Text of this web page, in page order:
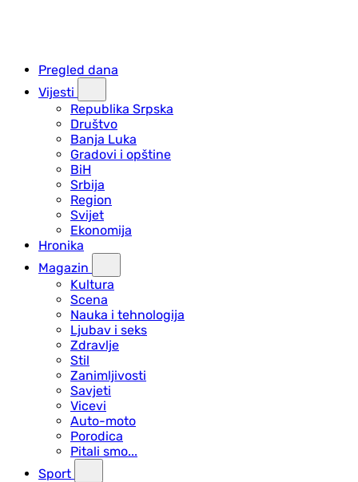
Pregled dana
Vijesti
Republika Srpska
Društvo
Banja Luka
Gradovi i opštine
BiH
Srbija
Region
Svijet
Ekonomija
Hronika
Magazin
Kultura
Scena
Nauka i tehnologija
Ljubav i seks
Zdravlje
Stil
Zanimljivosti
Savjeti
Vicevi
Auto-moto
Porodica
Pitali smo...
Sport